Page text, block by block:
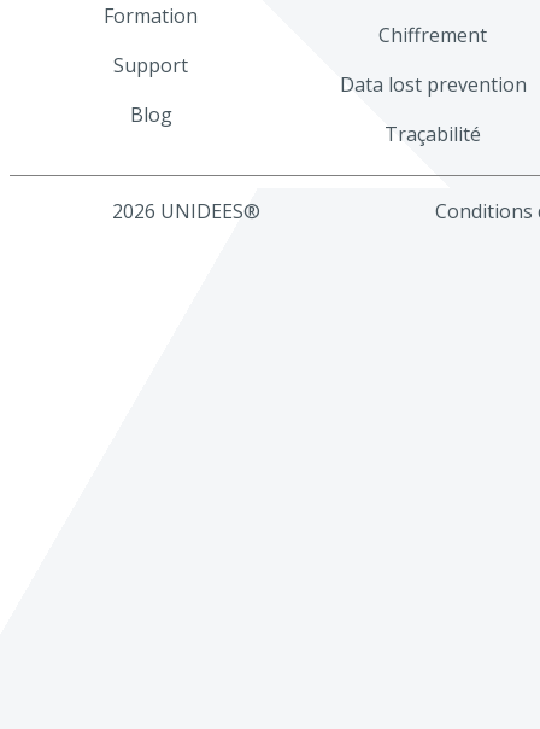
Formation
Support
Blog
Chiffrement
Data lost prevention
Traçabilité
2026 UNIDEES® Conditions